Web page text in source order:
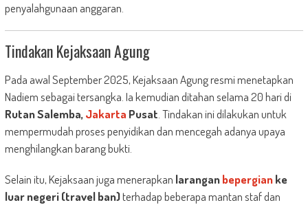
penyalahgunaan anggaran.
Tindakan Kejaksaan Agung
Pada awal September 2025, Kejaksaan Agung resmi menetapkan
Nadiem sebagai tersangka. Ia kemudian ditahan selama 20 hari di
Rutan Salemba, Jakarta Pusat . Tindakan ini dilakukan untuk
mempermudah proses penyidikan dan mencegah adanya upaya
menghilangkan barang bukti.
Selain itu, Kejaksaan juga menerapkan laranganbepergianke
luar negeri (travel ban)terhadap beberapa mantan staf dan